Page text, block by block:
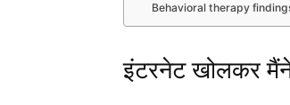
Behavioral therapy
इंटरनेट खोलकर